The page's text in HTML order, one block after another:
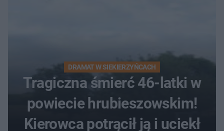
DRAMAT W SIEKIERZYŃCACH
Tragiczna śmierć 46-latki w
powiecie hrubieszowskim!
Kierowca potrącił ją i uciekł